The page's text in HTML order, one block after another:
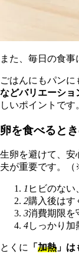
また、毎日の食事
ごはんにもパンに
などバリエーショ
しいポイントです
卵を食べると
生卵を避けて、安
夫が重要です。（
1 ヒビのない
2購入後はす
3消費期限を
4しっかり加
とくに 「 加熱 」